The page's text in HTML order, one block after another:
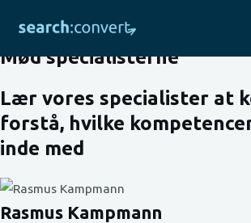
content
Om os 2
Mød specialisterne
Lær vores specialister at
forstå, hvilke
inde med
Rasmus Kampmann